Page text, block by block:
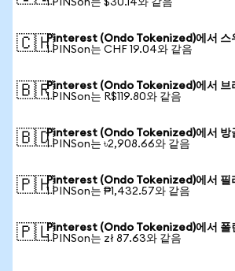
1 PINSon는 $30.14와 같음
🇨🇭Pinterest (Ondo Tokenized)에서 스
1 PINSon는 CHF 19.04와 같음
🇧🇷Pinterest (Ondo Tokenized)에서 브
1 PINSon는 R$119.80와 같음
🇧🇩Pinterest (Ondo Tokenized)에서 방
1 PINSon는 ৳2,908.66와 같음
🇵🇭Pinterest (Ondo Tokenized)에서 필
1 PINSon는 ₱1,432.57와 같음
🇵🇱Pinterest (Ondo Tokenized)에서 폴
1 PINSon는 zł 87.63와 같음